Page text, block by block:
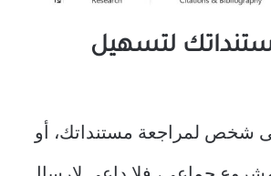
لتسهيل
شخص لمراجعة مستنداتك، أو